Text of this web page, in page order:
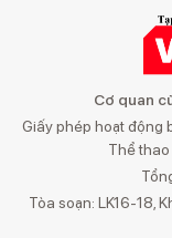
Cơ quan
Giấy phép hoạt động
Thể
Tòa soạn: LK16-18,